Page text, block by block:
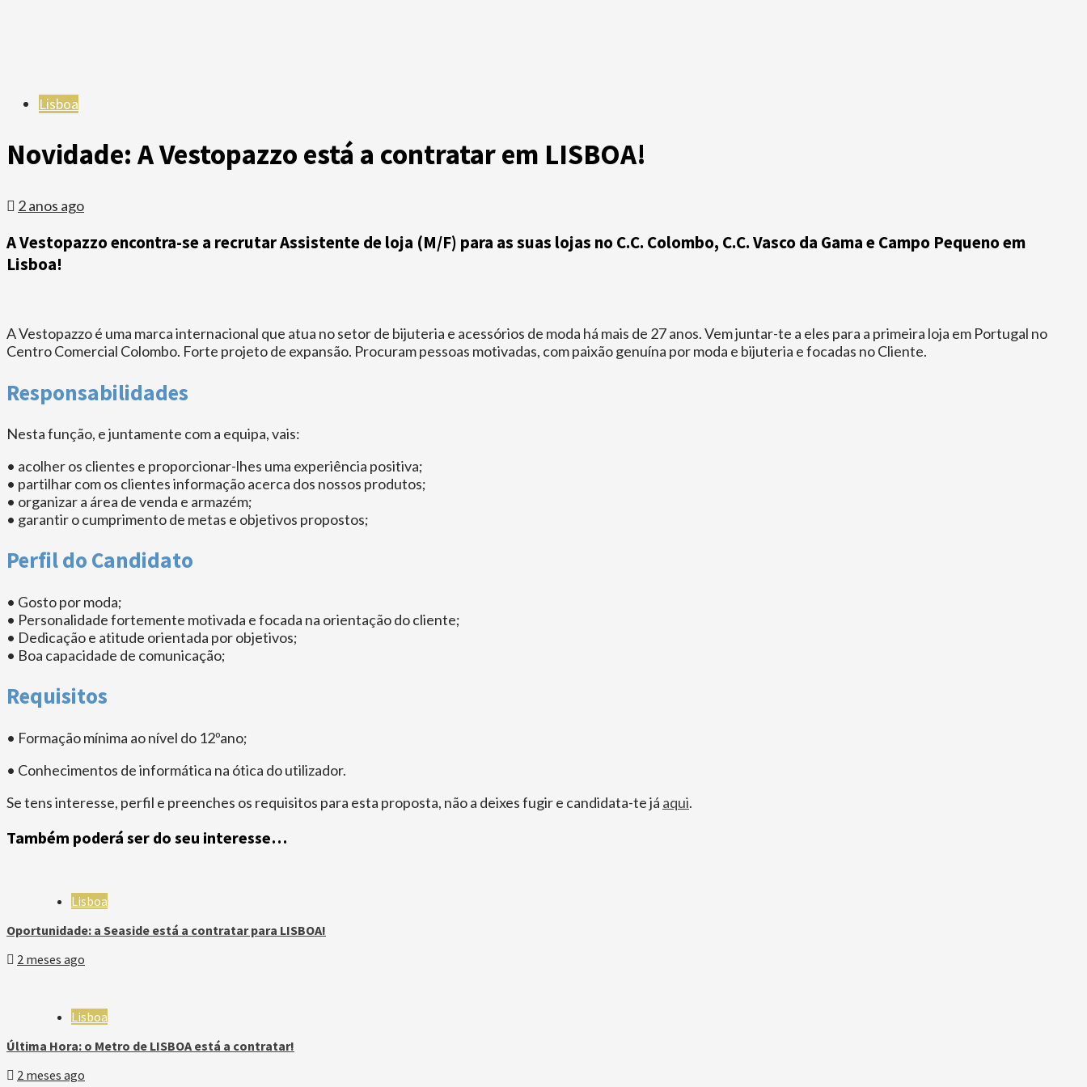
Lisboa
Novidade: A Vestopazzo está a contratar em LISBOA!
2 anos ago
A Vestopazzo encontra-se a recrutar Assistente de loja (M/F) para as suas lojas no C.C. Colombo, C.C. Vasco da Gama e Campo Pequeno em
Lisboa!
A Vestopazzo é uma marca internacional que atua no setor de bijuteria e acessórios de moda há mais de 27 anos. Vem juntar-te a eles para a primeira loja em Portugal no
Centro Comercial Colombo. Forte projeto de expansão. Procuram pessoas motivadas, com paixão genuína por moda e bijuteria e focadas no Cliente.
Responsabilidades
Nesta função, e juntamente com a equipa, vais:
• acolher os clientes e proporcionar-lhes uma experiência positiva;
• partilhar com os clientes informação acerca dos nossos produtos;
• organizar a área de venda e armazém;
• garantir o cumprimento de metas e objetivos propostos;
Perfil do Candidato
• Gosto por moda;
• Personalidade fortemente motivada e focada na orientação do cliente;
• Dedicação e atitude orientada por objetivos;
• Boa capacidade de comunicação;
Requisitos
• Formação mínima ao nível do 12ºano;
• Conhecimentos de informática na ótica do utilizador.
Se tens interesse, perfil e preenches os requisitos para esta proposta, não a deixes fugir e candidata-te já aqui.
Também poderá ser do seu interesse…
Lisboa
Oportunidade: a Seaside está a contratar para LISBOA!
2 meses ago
Lisboa
Última Hora: o Metro de LISBOA está a contratar!
2 meses ago